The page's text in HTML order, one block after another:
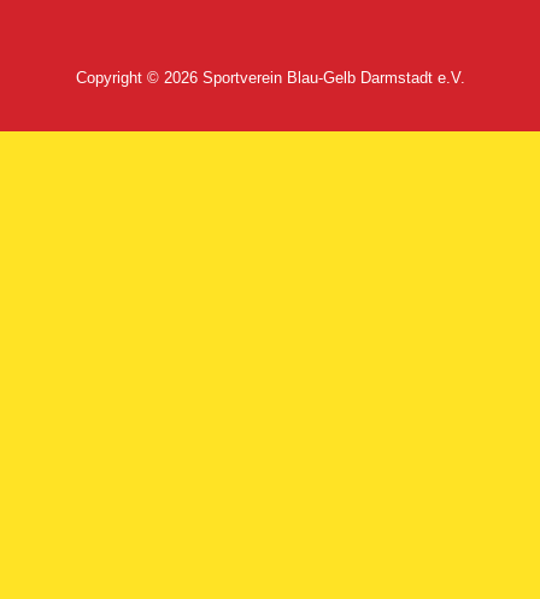
Copyright © 2026 Sportverein Blau-Gelb Darmstadt e.V.